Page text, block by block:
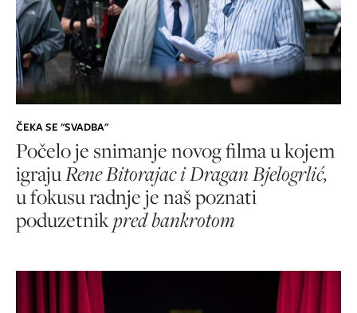
ČEKA SE "SVADBA"
Počelo je snimanje novog filma u kojem
igrajuRene Bitorajac i Dragan Bjelogrlić,
u fokusu radnje je naš poznati
poduzetnikpred bankrotom